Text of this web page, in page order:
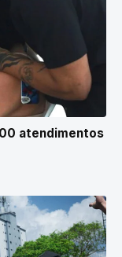
atendimentos